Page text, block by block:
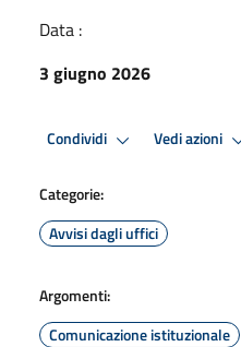
Data :
3 giugno 2026
Condividi Vedi azioni
Categorie:
Avvisi dagli uffici
Argomenti:
Comunicazione istituzionale